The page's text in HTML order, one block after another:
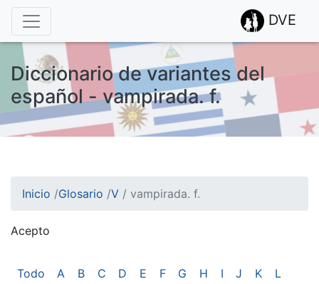
DVE
Diccionario de variantes del
español - vampirada. f.
Inicio /Glosario /V / vampirada. f.
Acepto
Todo A B C D E F G H I J K
L